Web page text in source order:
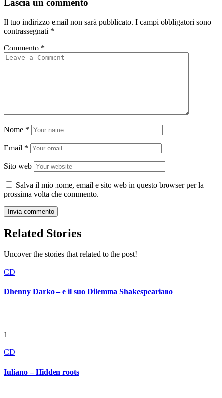
Lascia un commento
Il tuo indirizzo email non sarà pubblicato. I campi obbligatori sono
contrassegnati *
Commento *
Nome *
Email *
Sito web
Salva il mio nome, email e sito web in questo browser per la
prossima volta che commento.
Related Stories
Uncover the stories that related to the post!
CD
Dhenny Darko – e il suo Dilemma Shakespeariano
1
CD
Iuliano – Hidden roots